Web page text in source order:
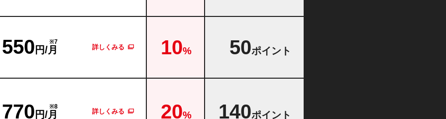
550 円/月
※7
詳しくみる 10% 50ポイント
770 円/月
※8
詳しくみる 20% 140ポイント